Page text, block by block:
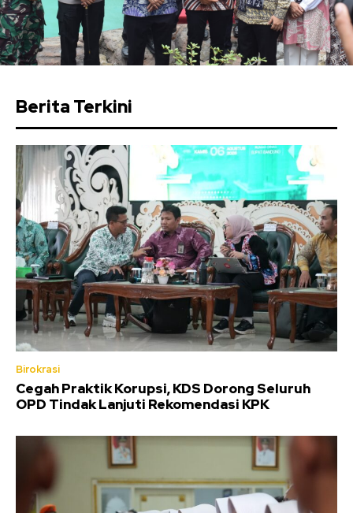
Berita Terkini
Birokrasi
Cegah Praktik Korupsi, KDS Dorong Seluruh
OPD Tindak Lanjuti Rekomendasi KPK